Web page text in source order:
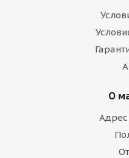
О
Адрес